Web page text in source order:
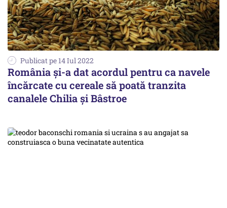
Publicat pe 14 Iul 2022
România şi-a dat acordul pentru ca navele
încărcate cu cereale să poată tranzita
canalele Chilia şi Bâstroe